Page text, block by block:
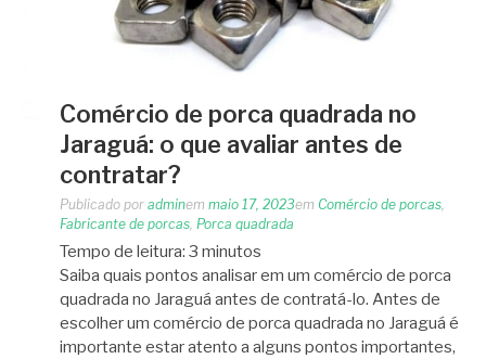
Comércio de porca quadrada no
Jaraguá: o que avaliar antes de
contratar?
Publicado por adminem maio 17, 2023em Comércio de porcas
Fabricante de porcas Porca quadrada
Tempo de leitura: 3 minutos
Saiba quais pontos analisar em um comércio de porca
quadrada no Jaraguá antes de contratá-lo. Antes de
escolher um comércio de porca quadrada no Jaraguá é
importante estar atento a alguns pontos importantes,